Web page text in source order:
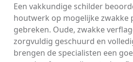
Een vakkundige schilder
houtwerk op mogelijke zwakke
gebreken. Oude, zwakke
zorgvuldig geschuurd en
brengen de specialisten een